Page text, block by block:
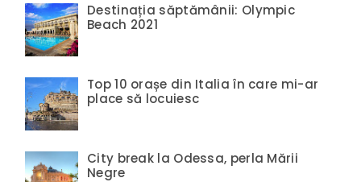
Destinația săptămânii: Olympic
Beach 2021
Top 10 orașe din Italia în care mi-ar
place să locuiesc
City break la Odessa, perla Mării
Negre